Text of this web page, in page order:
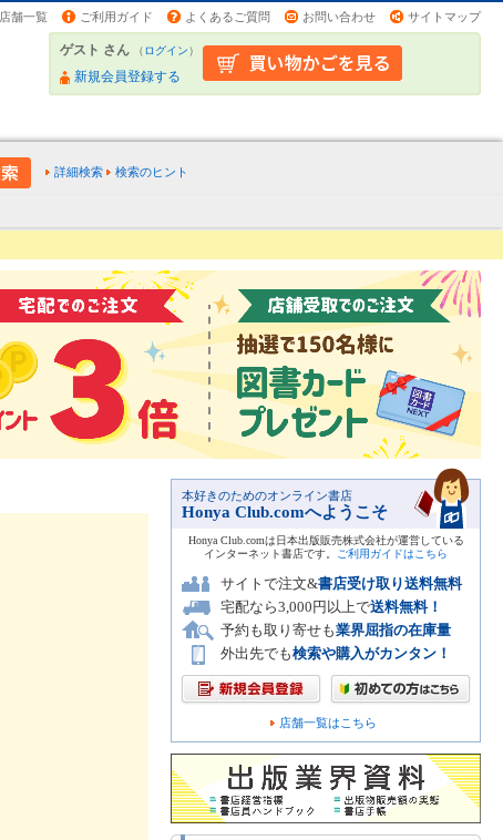
店舗一覧 ご利用ガイド よくあるご質問 お問い合わせ サイトマップ
ゲスト さん （ログイン）
新規会員登録する
詳細検索 検索のヒント
本好きのためのオンライン書店
Honya Club.comへようこそ
Honya Club.comは日本出版販売株式会社が運営している
インターネット書店です。
ご利用ガイドはこちら
サイトで注文&書店受け取り送料無料
宅配なら3,000円以上で送料無料！
予約も取り寄せも業界屈指の在庫量
外出先でも検索や購入がカンタン！
店舗一覧はこちら